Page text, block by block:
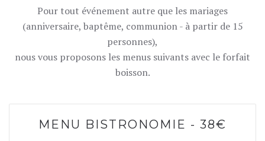
Pour tout événement autre que les mariages
(anniversaire, baptême, communion - à partir de 15
personnes),
nous vous proposons les menus suivants avec le forfait
boisson.
MENU BISTRONOMIE - 38€